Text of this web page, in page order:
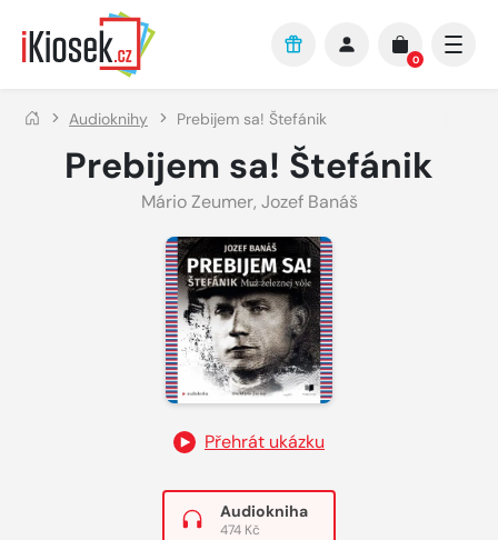
Přejít na hlavní obsah
0
Audioknihy Prebijem sa! Štefánik
Prebijem sa! Štefánik
Mário Zeumer, Jozef Banáš
Přehrát ukázku
Audiokniha
474 Kč